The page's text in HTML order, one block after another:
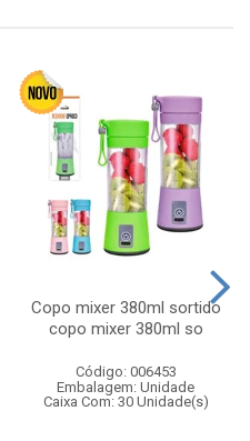
Copo mixer 380ml sortido
copo mixer 380ml so
Código: 006453
Embalagem: Unidade
Caixa Com: 30 Unidade(s)